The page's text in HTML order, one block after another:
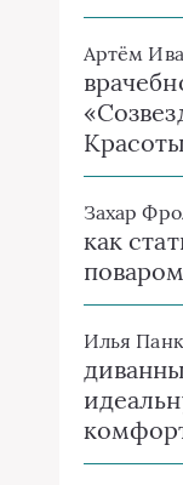
Артём
Захар
как
Илья